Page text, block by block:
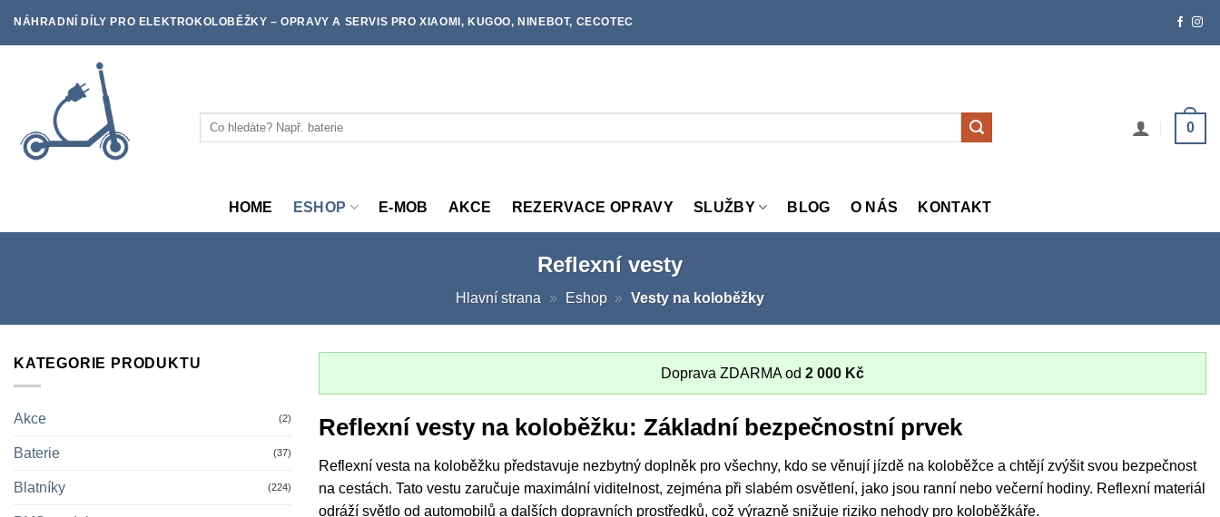
NÁHRADNÍ DÍLY PRO ELEKTROKOLOBĚŽKY – OPRAVY A SERVIS PRO XIAOMI, KUGOO, NINEBOT, CECOTEC
Hledat: 0
HOME ESHOP E-MOB AKCE REZERVACE OPRAVY SLUŽBY BLOG O NÁS KONTAKT
Reflexní vesty
Hlavní strana » Eshop » Vesty na koloběžky
KATEGORIE PRODUKTU
Akce (2)
Baterie (37)
Blatníky (224)
Doprava ZDARMA od 2 000 Kč
Reflexní vesty na koloběžku: Základní bezpečnostní prvek
Reflexní vesta na koloběžku představuje nezbytný doplněk pro všechny, kdo se věnují jízdě na koloběžce a chtějí zvýšit svou bezpečnost
na cestách. Tato vestu zaručuje maximální viditelnost, zejména při slabém osvětlení, jako jsou ranní nebo večerní hodiny. Reflexní materiál
odráží světlo od automobilů a dalších dopravních prostředků, což výrazně snižuje riziko nehody pro koloběžkáře.